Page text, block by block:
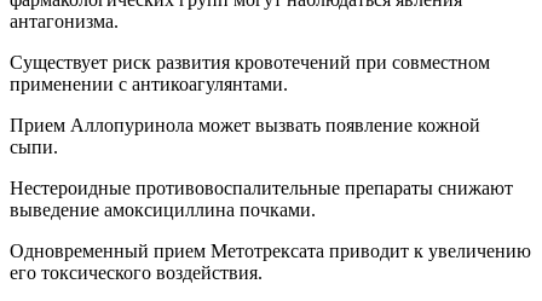
антагонизма.
Существует риск развития кровотечений при совместном
применении с антикоагулянтами.
Прием Аллопуринола может вызвать появление кожной
сыпи.
Нестероидные противовоспалительные препараты снижают
выведение амоксициллина почками.
Одновременный прием Метотрексата приводит к увеличению
его токсического воздействия.